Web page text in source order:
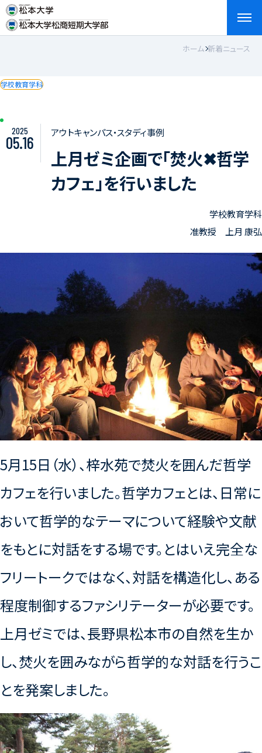
English
ホーム 新着ニュース
学校教育学科
2025
05.16
アウトキャンパス・スタディ事例
上月ゼミ企画で「焚火✖哲学
カフェ」を行いました
学校教育学科
准教授 上月 康弘
5月15日（水）、梓水苑で焚火を囲んだ哲学
カフェを行いました。哲学カフェとは、日常に
おいて哲学的なテーマについて経験や文献
をもとに対話をする場です。とはいえ完全な
フリートークではなく、対話を構造化し、ある
程度制御するファシリテーターが必要です。
上月ゼミでは、長野県松本市の自然を生か
し、焚火を囲みながら哲学的な対話を行うこ
とを発案しました。